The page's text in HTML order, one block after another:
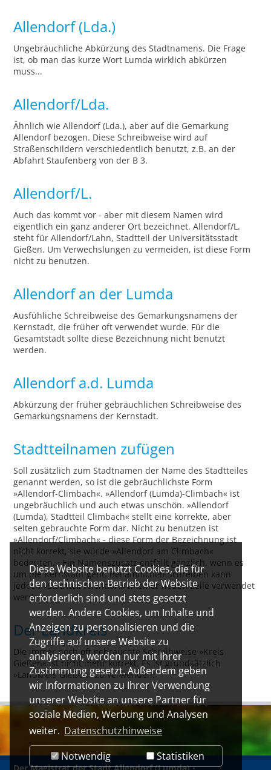
Diese Website benutzt Cookies, die für
den technischen Betrieb der Website
erforderlich sind und stets gesetzt
werden. Andere Cookies, um Inhalte und
Anzeigen zu personalisieren und die
Zugriffe auf unsere Website zu
analysieren, werden nur mit Ihrer
Zustimmung gesetzt. Außerdem geben
wir Informationen zu Ihrer Verwendung
unserer Website an unsere Partner für
soziale Medien, Werbung und Analysen
weiter. Datenschutzhinweise
Notwendig
Statistiken
Allendorf (Lda.)
Ungebräuchliche Abkürzung des Stadtnamens. Die Frage
ist, ob man das kurze Wort Lumda wirklich abkürzen
muss...
Allendorf/Lda.
Ähnlich wie Allendorf (Lda.), aber auf die Gemarkung
Allendorf bezogen. Diese Schreibweise wird auf
Straßenschildern verschiedentlich benutzt, z.B. an der
Abfahrt Staufenberg von der B 3.
Allendorf/L.
Auch das kommt vor - aber mit diesem Namen wird
eigentlich ein ganz anderer Ort bezeichnet. Allendorf/L.
steht für Allendorf/Lahn, Stadtteil der Universitätsstadt
Gießen. Um Verwechslungen zu vermeiden, ist diese Form
nicht zu benutzen.
Allendorf an der Lumda
Ausfühliche Schreibweise des Gemarkungsnamens der
Kernstadt, die früher oft verwendet wurde. Für die
Gesamtstadt sollte diese Bezeichnung nicht benutzt
werden.
Allendorf a.d. Lumda
Abkürzung der früher gebräuchlichen Schreibweise des
Gemarkungsnamens der Kernstadt.
Stadtteilnamen zufügen
Soll zusätzlich zum Stadtnamen der Name des Stadtteiles
genannt werden, so ist die gebräuchlichste Form
»Allendorf-Climbach«. »Allendorf (Lumda)-Climbach« ist
ungebräuchlich und auch etwas unschön. »Allendorf
(Lumda), Stadtteil Climbach« stellt eine korrekte, aber
selten gebrauchte Form dar. Nicht zu benutzen ist
»Allendorf/Climbach« - diese Form der Bezeichnung ist
nicht korrekt, sie würde »Allendorf am Climbach«
bedeuten... Ein Namenszusatz entfällt gänzlich, wenn es
um die Kernstadt geht. Bei amtlichen Schreiben kann
jedoch »Stadtteil Allendorf« in einer neuen Zeile verwendet
werden.
Der Landkreis
Die immer noch oft gebrauchte Schreibweise »Kreis
Gießen« ist nicht mehr korrekt. Es ist grundsätzlich
»Landkreis Gießen« zu verwenden.